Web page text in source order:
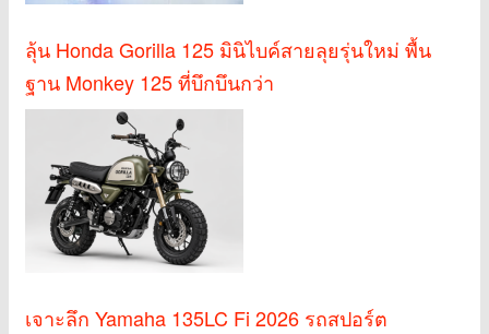
ลุ้น Honda Gorilla 125 มินิไบค์สายลุยรุ่นใหม่ พื้น
ฐาน Monkey 125 ที่บึกบึนกว่า
เจาะลึก Yamaha 135LC Fi 2026 รถสปอร์ต